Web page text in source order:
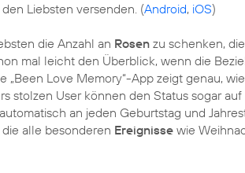
Liebsten versenden. (Android, iOS)
die Anzahl an Rosen zu schenken,
mal leicht den Überblick, wenn die
Love Memory“-App zeigt genau,
stolzen User können den Status sogar
an jeden Geburtstag und
alle besonderen Ereignisse wie